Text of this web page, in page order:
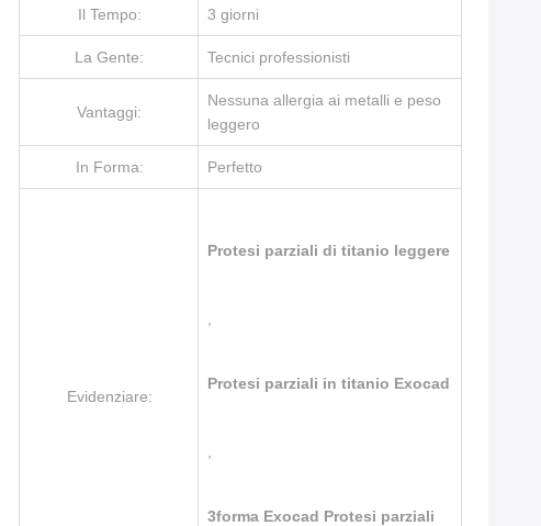
Il Tempo: 3 giorni
La Gente: Tecnici professionisti
Vantaggi:
Nessuna allergia ai metalli e peso
leggero
In Forma: Perfetto
Evidenziare:
Protesi parziali di titanio leggere
Protesi parziali in titanio Exocad
3forma Exocad Protesi parziali